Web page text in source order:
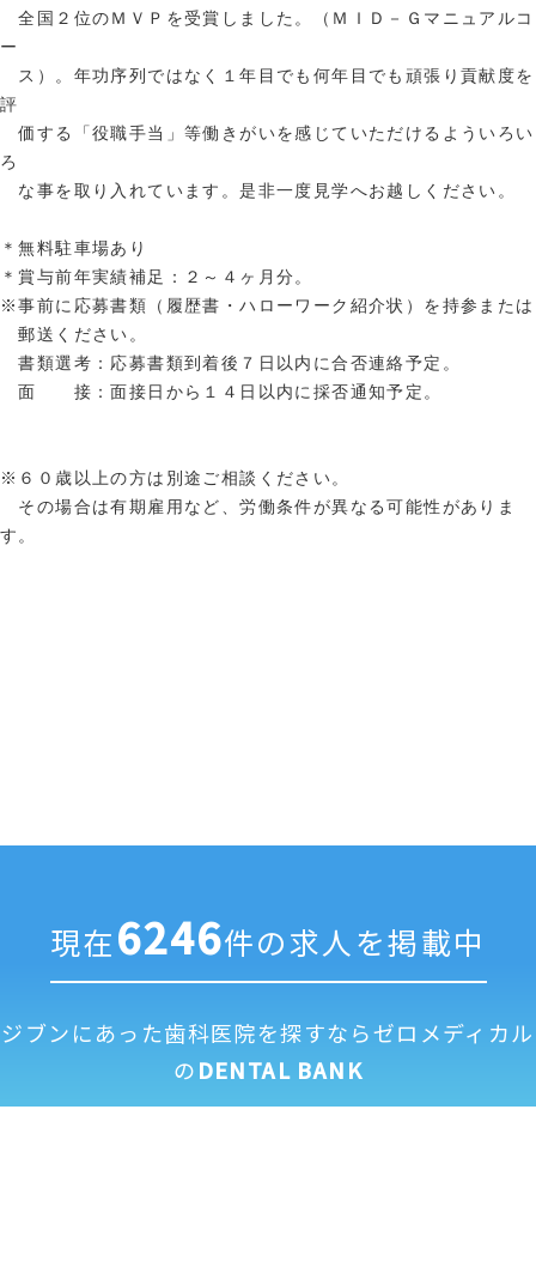
全国２位のＭＶＰを受賞しました。（ＭＩＤ－Ｇマニュアルコ
ー
ス）。年功序列ではなく１年目でも何年目でも頑張り貢献度を
評
価する「役職手当」等働きがいを感じていただけるよういろい
ろ
な事を取り入れています。是非一度見学へお越しください。
＊無料駐車場あり
＊賞与前年実績補足：２～４ヶ月分。
※事前に応募書類（履歴書・ハローワーク紹介状）を持参または
郵送ください。
書類選考：応募書類到着後７日以内に合否連絡予定。
面 接：面接日から１４日以内に採否通知予定。
※６０歳以上の方は別途ご相談ください。
その場合は有期雇用など、労働条件が異なる可能性がありま
す。
現在6246件の求人を掲載中
ジブンにあった歯科医院を探すならゼロメディカル
のDENTAL BANK